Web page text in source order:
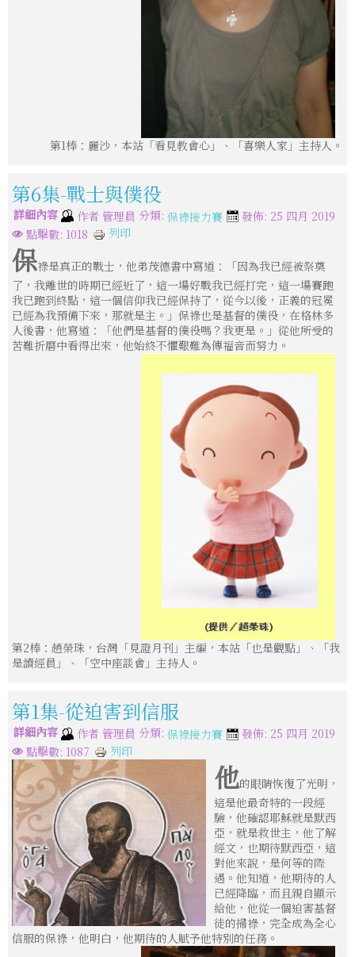
第1棒：麗沙，本站「看見教會心」、「喜樂人家」主持人。
第6集-戰士與僕役
詳細內容 作者 管理員 分類: 保祿接力賽
發佈: 25 四月 2019
點擊數: 1018
列印
保祿是真正的戰士，他弟茂德書中寫道：「因為我已經被祭奠
了，我離世的時期已經近了，這一場好戰我已經打完，這一場賽跑
我已跑到終點，這一個信仰我已經保持了，從今以後，正義的冠冕
已經為我預備下來，那就是主。」保祿也是基督的僕役，在格林多
人後書，他寫道：「他們是基督的僕役嗎？我更是。」從他所受的
苦難折磨中看得出來，他始終不懼艱難為傳福音而努力。
第2棒：趙榮珠，台灣「見證月刊」主編，本站「也是觀點」、「我
是讀經員」、「空中座談會」主持人。
第1集-從迫害到信服
詳細內容 作者 管理員 分類: 保祿接力賽
發佈: 25 四月 2019
點擊數: 1087
列印
他的眼睛恢復了光明，
這是他最奇特的一段經
驗，他確認耶穌就是默西
亞，就是救世主，他了解
經文，也期待默西亞，這
對他來說，是何等的際
遇。他知道，他期待的人
已經降臨，而且親自顯示
給他，他從一個迫害基督
徒的掃祿，完全成為全心
信服的保祿，他明白，他期待的人賦予他特別的任務。